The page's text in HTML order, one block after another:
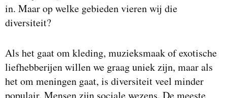
in. Maar op welke gebieden vieren wij die
diversiteit?
Als het gaat om kleding, muzieksmaak of exotische
liefhebberijen willen we graag uniek zijn, maar als
het om meningen gaat, is diversiteit veel minder